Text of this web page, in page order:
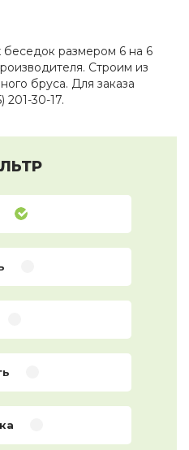
беседок размером 6 на 6
Строим из
бруса. Для заказа
201-30-17.